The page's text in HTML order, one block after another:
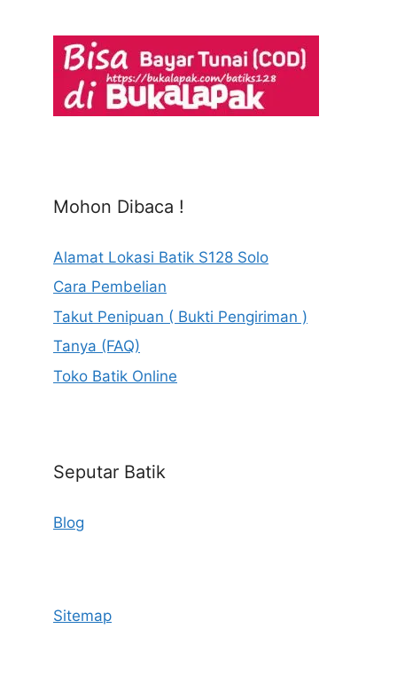
Mohon Dibaca !
Alamat Lokasi Batik S128 Solo
Cara Pembelian
Takut Penipuan ( Bukti Pengiriman )
Tanya (FAQ)
Toko Batik Online
Seputar Batik
Blog
Sitemap